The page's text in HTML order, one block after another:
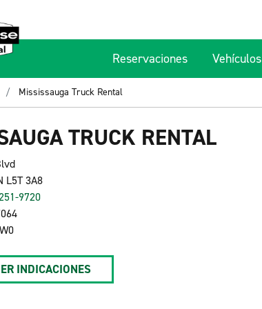
Reservaciones Vehículos
Mississauga Truck Rental
TRUCK RENTAL
L5T 3A8
9720
INDICACIONES